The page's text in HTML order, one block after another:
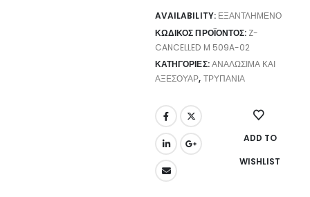
AVAILABILITY: ΕΞΑΝΤΛΗΜΈΝΟ
ΚΩΔΙΚΌΣ ΠΡΟΪΌΝΤΟΣ: Z-
CANCELLED M 509A-02
ΚΑΤΗΓΟΡΊΕΣ:ΑΝΑΛΏΣΙΜΑ ΚΑΙ
ΑΞΕΣΟΥΆΡ, ΤΡΥΠΆΝΙΑ
ADD TO
WISHLIST